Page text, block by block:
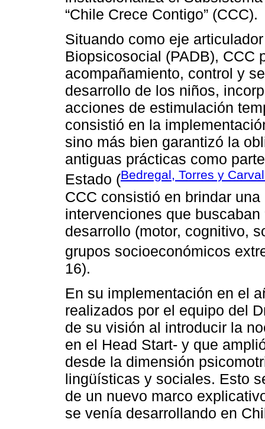
“Chile Crece Contigo” (CCC).
Situando como eje
Biopsicosocial (PADB), CCC
acompañamiento, control y
desarrollo de los niños,
acciones de estimulación
consistió en la
sino más bien garantizó la
antiguas prácticas como
Estado (Bedregal, Torres y
CCC consistió en brindar
intervenciones que
desarrollo (motor, cognitivo,
grupos socioeconómicos
16).
En su implementación en el
realizados por el equipo del
de su visión al introducir la
en el Head Start- y que
desde la dimensión
lingüísticas y sociales. Esto
de un nuevo marco
se venía desarrollando en